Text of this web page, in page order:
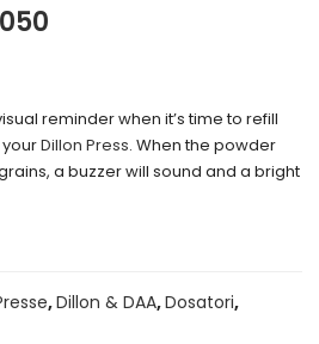
reminder when it’s time to refill
yourDillon Press. When the powder
a buzzer will sound and a bright
,Dillon & DAA,Dosatori,